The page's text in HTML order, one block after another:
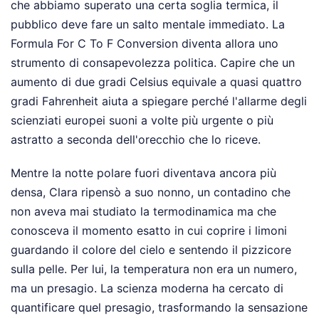
che abbiamo superato una certa soglia termica, il
pubblico deve fare un salto mentale immediato. La
Formula For C To F Conversion diventa allora uno
strumento di consapevolezza politica. Capire che un
aumento di due gradi Celsius equivale a quasi quattro
gradi Fahrenheit aiuta a spiegare perché l'allarme degli
scienziati europei suoni a volte più urgente o più
astratto a seconda dell'orecchio che lo riceve.
Mentre la notte polare fuori diventava ancora più
densa, Clara ripensò a suo nonno, un contadino che
non aveva mai studiato la termodinamica ma che
conosceva il momento esatto in cui coprire i limoni
guardando il colore del cielo e sentendo il pizzicore
sulla pelle. Per lui, la temperatura non era un numero,
ma un presagio. La scienza moderna ha cercato di
quantificare quel presagio, trasformando la sensazione